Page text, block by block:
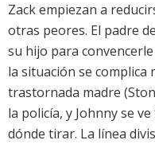
Zack empiezan a
otras peores. El padre
su hijo para
la situación se complica
trastornada madre
la policía, y Johnny se
dónde tirar. La línea